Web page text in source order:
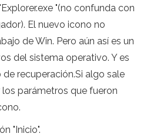
"(no confunda con
El nuevo icono no
de Win. Pero aún así es un
del sistema operativo. Y es
recuperación.Si algo sale
parámetros que fueron
"Inicio".